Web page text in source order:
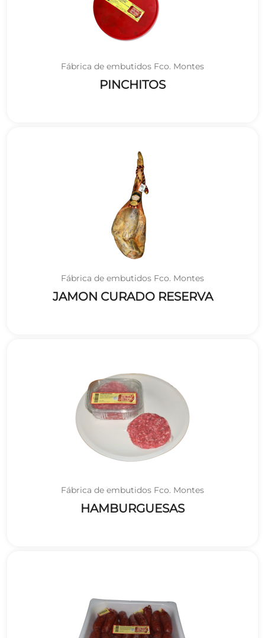
Fábrica de embutidos Fco. Montes
PINCHITOS
Fábrica de embutidos Fco. Montes
JAMON CURADO RESERVA
Fábrica de embutidos Fco. Montes
HAMBURGUESAS